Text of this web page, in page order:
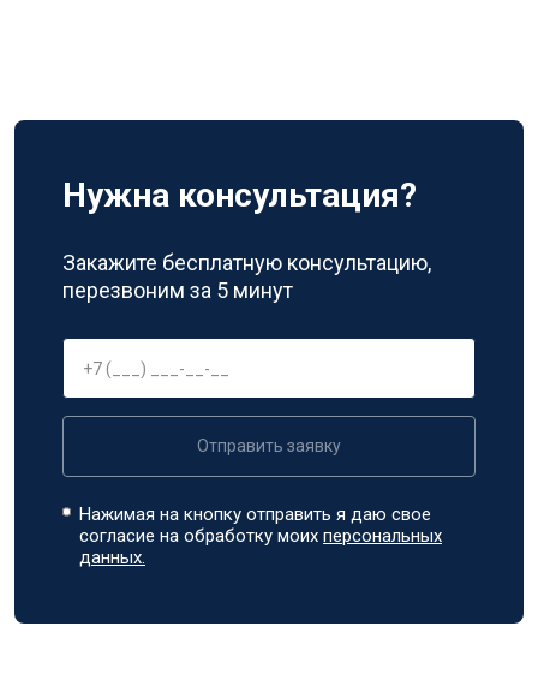
Нужна консультация?
Закажите бесплатную консультацию,
перезвоним за 5 минут
Отправить заявку
Нажимая на кнопку отправить я даю свое
согласие на обработку моихперсональных
данных.